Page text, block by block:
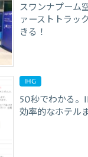
スワンナプーム
ァーストトラッ
きる！
IHG
50秒でわかる
効率的なホテル